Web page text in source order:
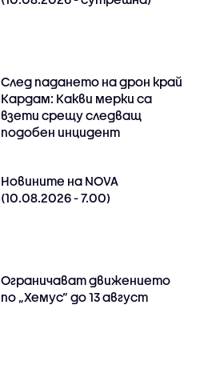
След падането на дрон край
Кардам: Какви мерки са
взети срещу следващ
подобен инцидент
Новините на NOVA
(10.08.2026 - 7.00)
Ограничават движението
по „Хемус“ до 13 август